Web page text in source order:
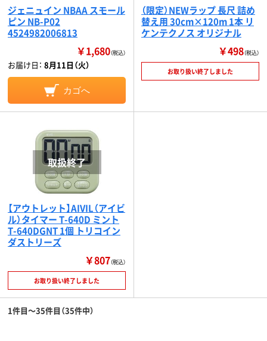
ジェニュイン NBAA スモール
ピン NB-P02
4524982006813
￥1,680（税込）
お届け日： 8月11日（火）
カゴへ
（限定）NEWラップ 長尺 詰め
替え用 30cm×120m 1本 リ
ケンテクノス オリジナル
￥498（税込）
お取り扱い終了しました
【アウトレット】AIVIL（アイビ
ル）タイマー T-640D ミント
T-640DGNT 1個 トリコイン
ダストリーズ
￥807（税込）
お取り扱い終了しました
1件目～35件目（35件中）